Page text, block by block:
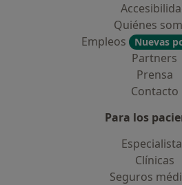
Quiénes
Empleos
Nuevas
Partners
Prensa
Contacto
Para los
Clínicas
Seguros